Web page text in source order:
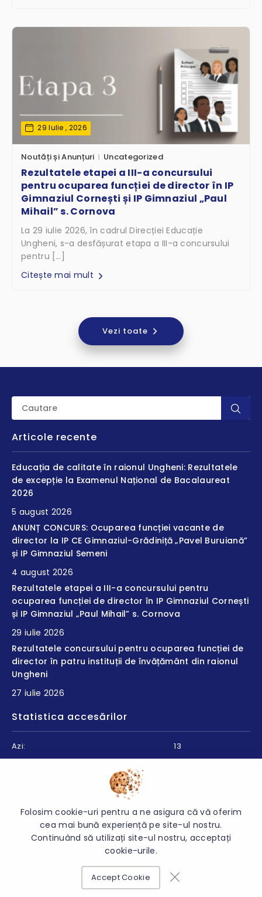
29 Iulie , 2026
Noutăți și Anunțuri Uncategorized
Rezultatele etapei a III-a concursului
pentru ocuparea funcției de director în IP
Gimnaziul Cornești și IP Gimnaziul „Paul
Mihail” s. Cornova
La 29 iulie 2026, în cadrul Direcției Educație
Ungheni, s-a desfășurat etapa a III-a concursului
pentru […]
Citește mai mult
Vezi toate
Articole recente
Educația de calitate în raionul Ungheni: Rezultatele
de excepție la Examenul Național de Bacalaureat
2026
5 august 2026
ANUNȚ CONCURS: Ocuparea funcției vacante de
director la IP CE Gimnaziul-Grădiniță „Pavel Buruiană”
și IP Gimnaziul Semeni
4 august 2026
Rezultatele etapei a III-a concursului pentru
ocuparea funcției de director în IP Gimnaziul Cornești
și IP Gimnaziul „Paul Mihail” s. Cornova
29 iulie 2026
Rezultatele concursului pentru ocuparea funcției de
director în patru instituții de învățământ din raionul
Ungheni
27 iulie 2026
Statistica accesărilor
Azi:
13
© 2026 Direcția Educație Ungheni - Toate drepturile rezervate.
Folosim cookie-uri pentru a ne asigura că vă oferim
cea mai bună experiență pe site-ul nostru.
Continuând să utilizați site-ul nostru, acceptați
cookie-urile.
Accept Cookie